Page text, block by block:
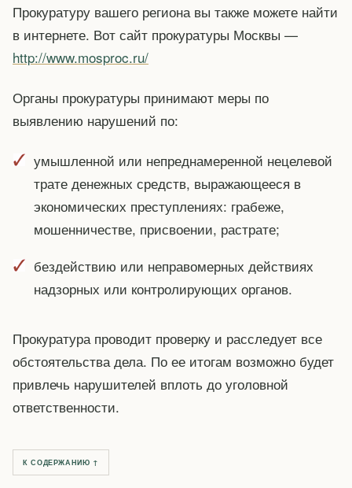
Прокуратуру вашего региона вы также можете найти
в интернете. Вот сайт прокуратуры Москвы —
http://www.mosproc.ru/
Органы прокуратуры принимают меры по
выявлению нарушений по:
умышленной или непреднамеренной нецелевой
трате денежных средств, выражающееся в
экономических преступлениях: грабеже,
мошенничестве, присвоении, растрате;
бездействию или неправомерных действиях
надзорных или контролирующих органов.
Прокуратура проводит проверку и расследует все
обстоятельства дела. По ее итогам возможно будет
привлечь нарушителей вплоть до уголовной
ответственности.
К СОДЕРЖАНИЮ ↑